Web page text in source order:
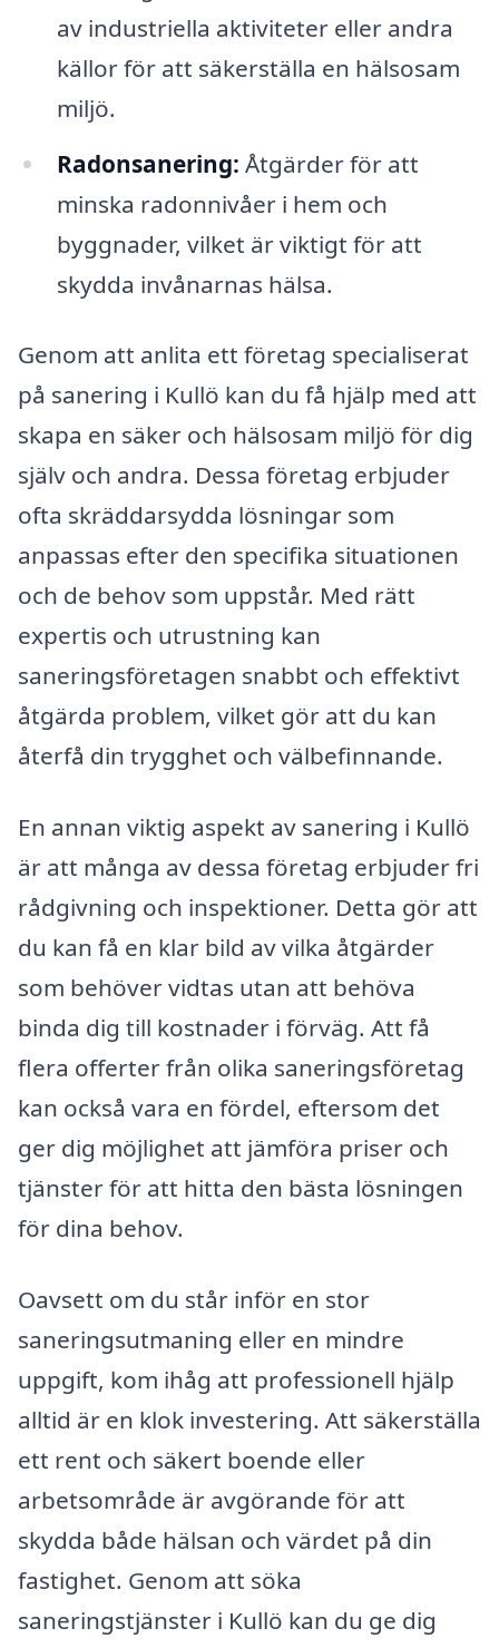
av industriella aktiviteter eller andra
källor för att säkerställa en hälsosam
miljö.
Radonsanering: Åtgärder för att
minska radonnivåer i hem och
byggnader, vilket är viktigt för att
skydda invånarnas hälsa.
Genom att anlita ett företag specialiserat
på sanering i Kullö kan du få hjälp med att
skapa en säker och hälsosam miljö för dig
själv och andra. Dessa företag erbjuder
ofta skräddarsydda lösningar som
anpassas efter den specifika situationen
och de behov som uppstår. Med rätt
expertis och utrustning kan
saneringsföretagen snabbt och effektivt
åtgärda problem, vilket gör att du kan
återfå din trygghet och välbefinnande.
En annan viktig aspekt av sanering i Kullö
är att många av dessa företag erbjuder fri
rådgivning och inspektioner. Detta gör att
du kan få en klar bild av vilka åtgärder
som behöver vidtas utan att behöva
binda dig till kostnader i förväg. Att få
flera offerter från olika saneringsföretag
kan också vara en fördel, eftersom det
ger dig möjlighet att jämföra priser och
tjänster för att hitta den bästa lösningen
för dina behov.
Oavsett om du står inför en stor
saneringsutmaning eller en mindre
uppgift, kom ihåg att professionell hjälp
alltid är en klok investering. Att säkerställa
ett rent och säkert boende eller
arbetsområde är avgörande för att
skydda både hälsan och värdet på din
fastighet. Genom att söka
saneringstjänster i Kullö kan du ge dig